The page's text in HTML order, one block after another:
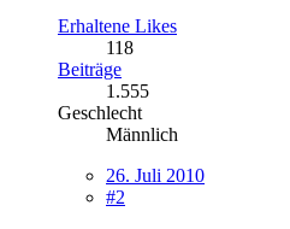
Erhaltene Likes
118
Beiträge
1.555
Geschlecht
Männlich
26. Juli 2010
#2